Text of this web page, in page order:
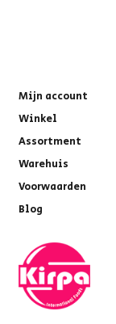
Mijn account
Winkel
Assortment
Warehuis
Voorwaarden
Blog